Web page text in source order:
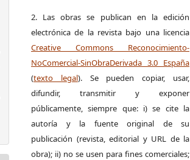
2. Las obras se publican en la edición
electrónica de la revista bajo una licencia
Creative Commons Reconocimiento-
NoComercial-SinObraDerivada 3.0 España
(texto legal). Se pueden copiar, usar,
difundir, transmitir y exponer
públicamente, siempre que: i) se cite la
autoría y la fuente original de su
publicación (revista, editorial y URL de la
obra); ii) no se usen para fines comerciales;